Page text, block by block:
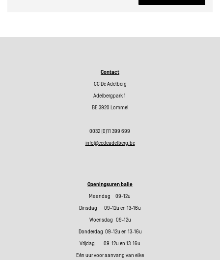
Contact
CC De Adelberg
Adelbergpark 1
BE 3920 Lommel
0032 (0)11 399 699
info@ccdeadelberg.be
Openingsuren balie
Maandag 09-12u
Dinsdag 09-12u en 13-16u
Woensdag 09-12u
Donderdag 09-12u en 13-16u
Vrijdag 09-12u en 13-16u
Eén uur voor aanvang van elke